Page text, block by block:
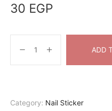
30 EGP
ADD
Category: Nail Sticker